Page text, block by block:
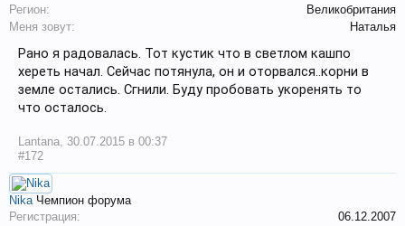
Регион:
Великобритания
Меня зовут:
Наталья
Рано я радовалась. Тот кустик что в светлом кашпо
хереть начал. Сейчас потянула, он и оторвался..корни в
земле остались. Сгнили. Буду пробовать укоренять то
что осталось.
Lantana, 30.07.2015 в 00:37
#172
Nika Чемпион форума
Регистрация:
06.12.2007